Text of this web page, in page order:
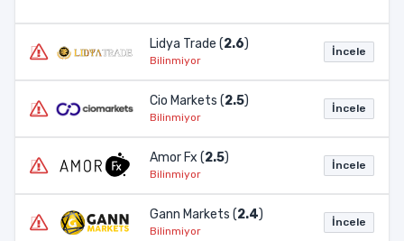
Lidya Trade (2.6)
Bilinmiyor
İncele
Cio Markets (2.5)
Bilinmiyor
İncele
Amor Fx (2.5)
Bilinmiyor
İncele
Gann Markets (2.4)
Bilinmiyor
İncele